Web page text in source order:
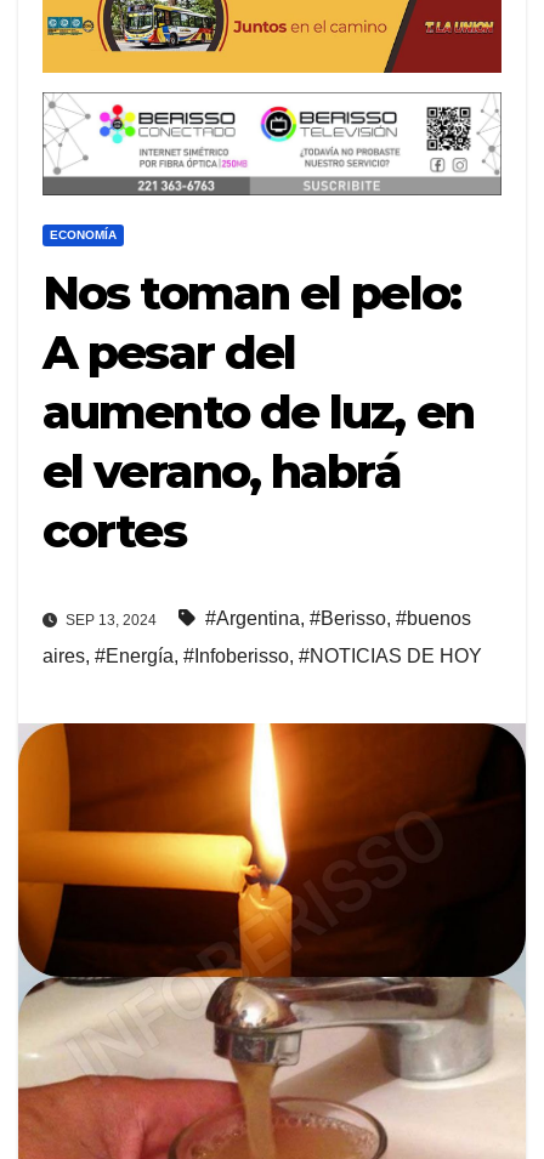
ECONOMÍA
Nos toman el pelo:
A pesar del
aumento de luz, en
el verano, habrá
cortes
SEP 13, 2024 #Argentina, #Berisso, #buenos
aires, #Energía, #Infoberisso, #NOTICIAS DE HOY